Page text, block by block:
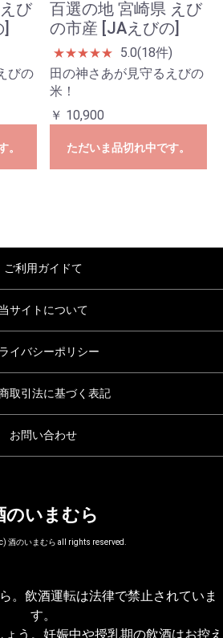
び
びの
。
百選の地 宮崎県 えび
の市産 [JAえびの]
★★★★★
5.0(18件)
田の神さあが見守るえびの
米！
￥ 10,900
ただいま品切れ中です。
ご利用ガイドて
当サイトについて
イバシーポリシー
取引法に基づく表記
お問い合わせ
のいまむら
酒のいまむら all rights reserved.
。飲酒運転は法律で禁止されていま
す。
う。妊娠中や授乳期の飲酒はお控え